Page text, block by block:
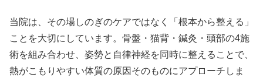
当院は、その場しのぎのケアではなく「根本から整える」
ことを大切にしています。骨盤・猫背・鍼灸・頭部の4施
術を組み合わせ、姿勢と自律神経を同時に整えることで、
熱がこもりやすい体質の原因そのものにアプローチしま